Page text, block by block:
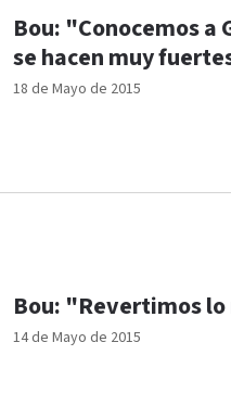
18 de Mayo de 2015
Bou: "Conocemos a
se hacen muy
14 de Mayo de 2015
Bou: "Revertimos